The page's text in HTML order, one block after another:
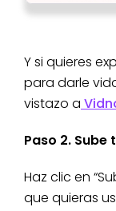
Y si quieres
para darle
vistazo a
Paso 2.
Haz clic en
que quieras